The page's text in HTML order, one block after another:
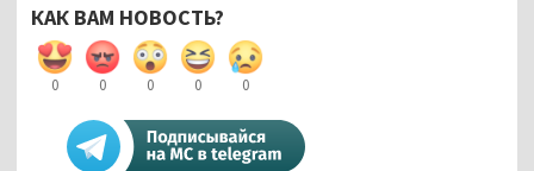
КАК ВАМ НОВОСТЬ?
0 0 0 0 0